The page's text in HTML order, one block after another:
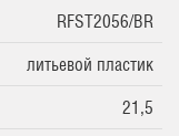
RFST2056/BR
литьевой пластик
21,5